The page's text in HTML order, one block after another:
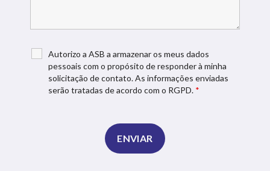
Autorizo a ASB a armazenar os meus dados
pessoais com o propósito de responder à minha
solicitação de contato. As informações enviadas
serão tratadas de acordo com o RGPD. *